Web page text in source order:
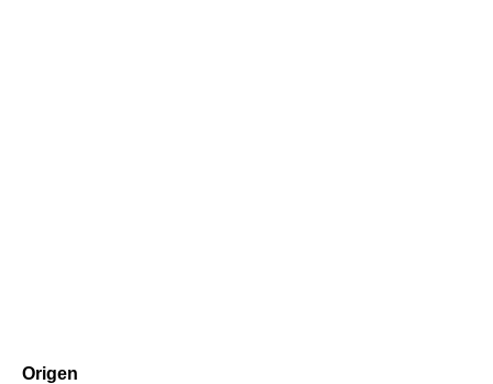
Origen